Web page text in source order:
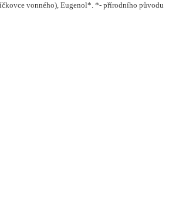
vonného), Eugenol*. *- přírodního původu